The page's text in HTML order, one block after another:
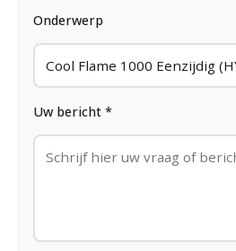
Onderwerp
Uw bericht *